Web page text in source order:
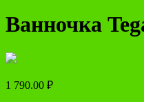
Ванночка
1 790.00 ₽